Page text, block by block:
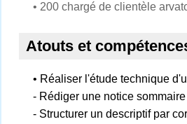
• 200 chargé de clientèle
Atouts et
• Réaliser l'étude technique
- Rédiger une notice
- Structurer un descriptif par